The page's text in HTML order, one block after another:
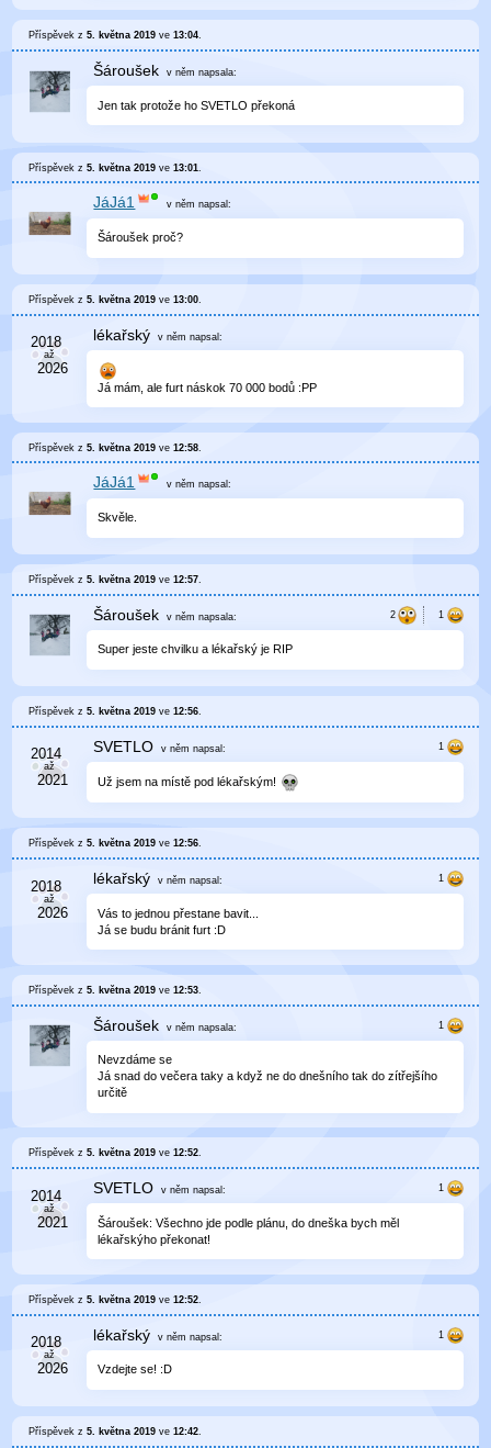
Příspěvek z5. května 2019 ve13:04.
Šároušek v něm napsala:
Jen tak protože ho SVETLO překoná
Příspěvek z5. května 2019 ve13:01
JáJá1 v něm napsal:
Šároušek proč?
Příspěvek z5. května 2019 ve13:00
lékařský v něm napsal:
Já mám, ale furt náskok 70 000 bodů :PP
Příspěvek z5. května 2019 ve12:58
JáJá1 v něm napsal:
Skvěle.
Příspěvek z5. května 2019 ve12:57
Šároušek v něm napsala:
Super jeste chvilku a lékařský je RIP
Příspěvek z5. května 2019 ve12:56.
SVETLO v něm napsal:
Už jsem na místě pod lékařským!
Příspěvek z5. května 2019 ve12:56.
lékařský v něm napsal:
Vás to jednou přestane bavit...
Já se budu bránit furt :D
Příspěvek z5. května 2019 ve12:53
Šároušek v něm napsala:
Nevzdáme se
Já snad do večera taky a když ne do dnešního tak do zítřejšího
určitě
Příspěvek z5. května 2019 ve12:52.
SVETLO v něm napsal:
Šároušek: Všechno jde podle plánu, do dneška bych měl
lékařskýho překonat!
Příspěvek z5. května 2019 ve12:52
lékařský v něm napsal:
Vzdejte se! :D
Příspěvek z5. května 2019 ve12:42.